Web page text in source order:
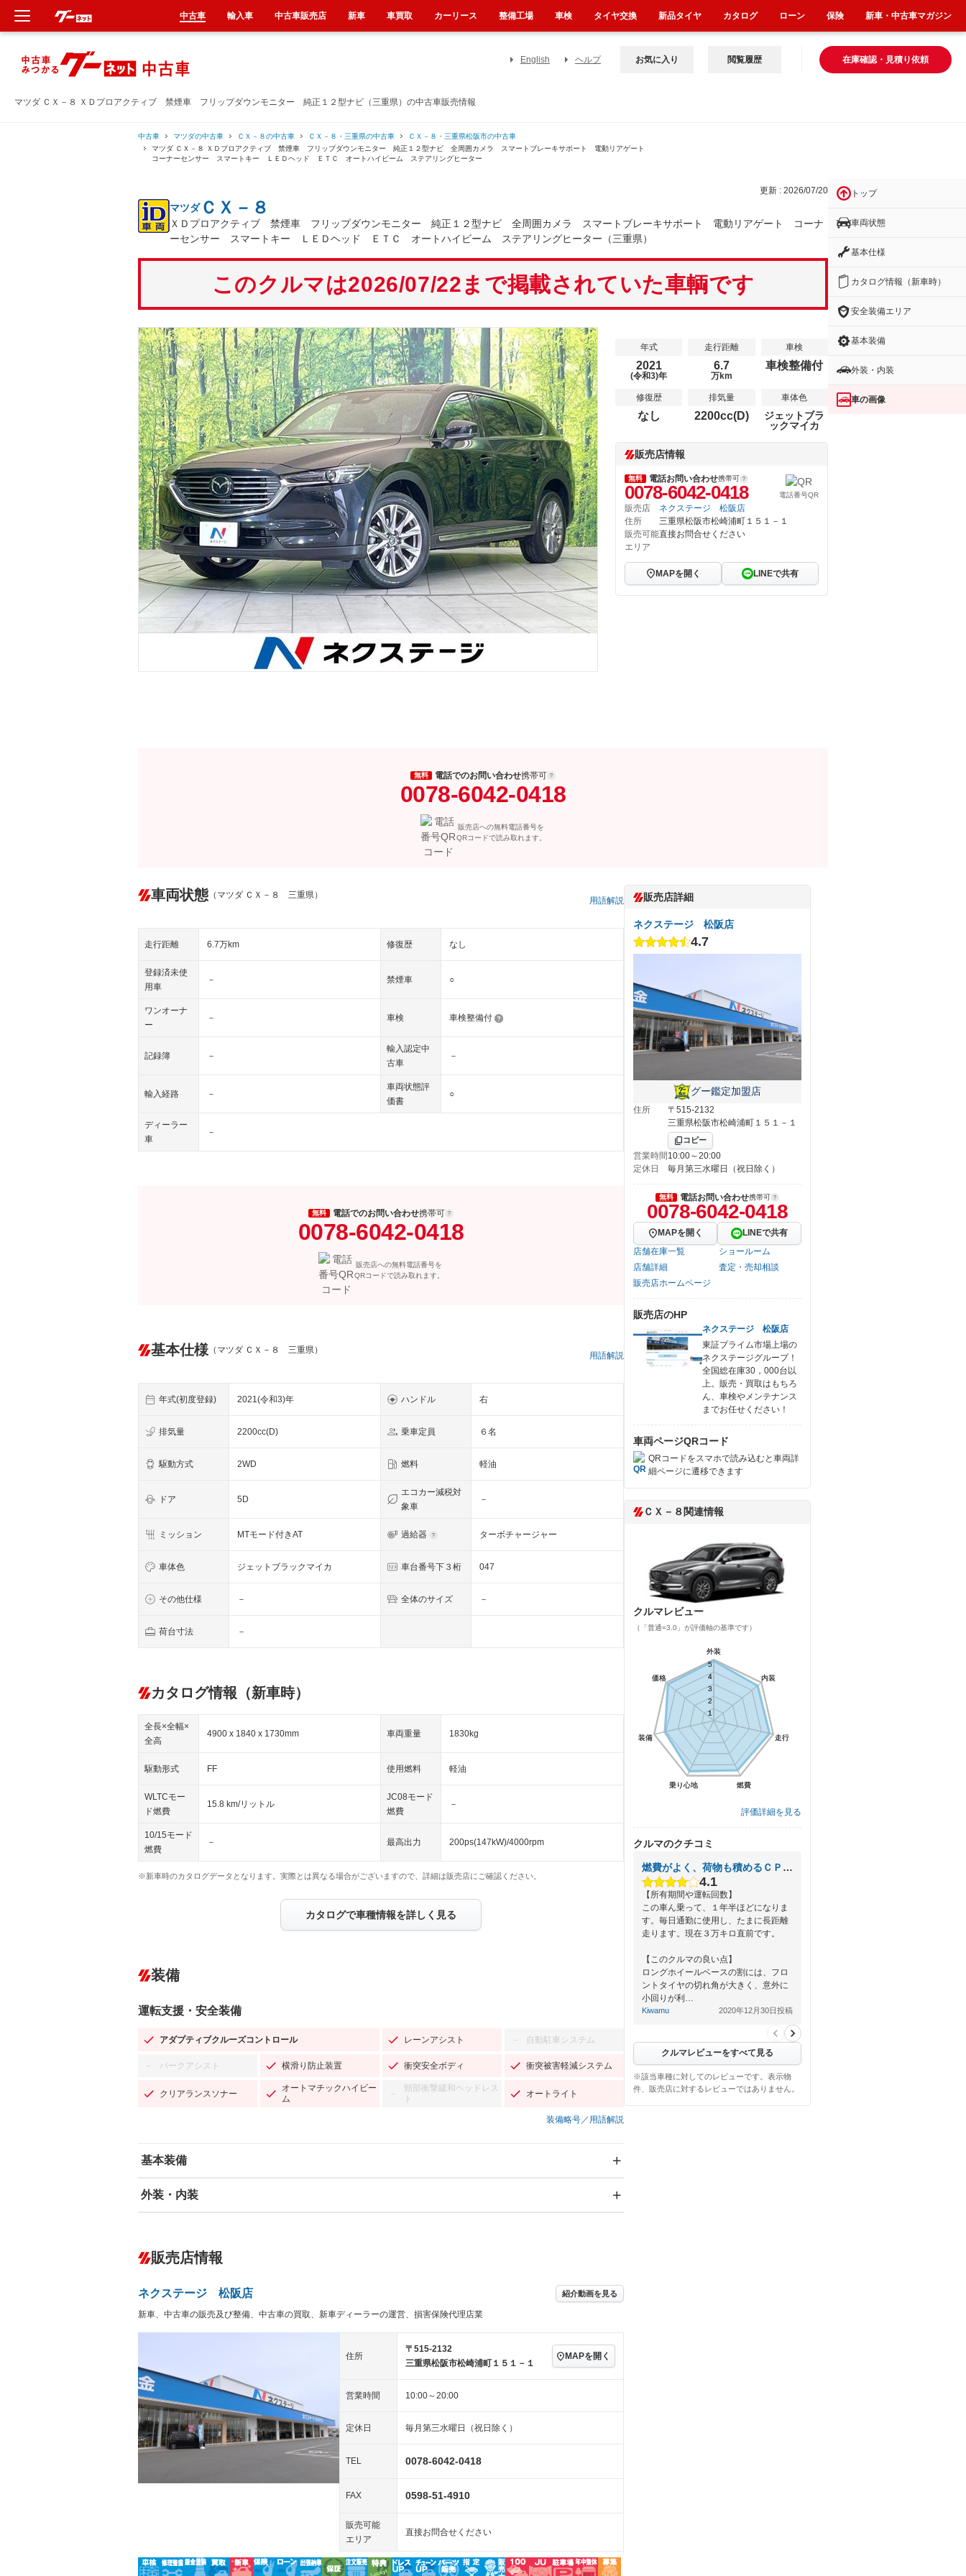
マツダ ＣＸ－８ ＸＤプロアクティブ 禁煙車 フリップダウンモニター 純正１２型ナビ（三重県）の中古車販売情報
English ヘルプ 在庫確認・見積り依頼
お気に入り 閲覧履歴
中古車 マツダの中古車 ＣＸ－８の中古車 ＣＸ－８・三重県の中古車
ＣＸ－８・三重県松阪市の中古車
マツダ ＣＸ－８ ＸＤプロアクティブ 禁煙車 フリップダウンモニター 純正１２型ナビ 全周囲カメラ スマートブレーキサポート 電動リアゲート
コーナーセンサー スマートキー ＬＥＤヘッド ＥＴＣ オートハイビーム ステアリングヒーター
更新 : 2026/07/20
マツダＣＸ－８
ＸＤプロアクティブ 禁煙車 フリップダウンモニター 純正１２型ナビ 全周囲カメラ スマートブレーキサポート 電動リアゲート コーナ
ーセンサー スマートキー ＬＥＤヘッド ＥＴＣ オートハイビーム ステアリングヒーター（三重県）
このクルマは2026/07/22まで掲載されていた車輌です
年式
2021
(令和3)年
走行距離
6.7
万km
車検
車検整備付
修復歴
なし
排気量
2200cc(D)
車体色
ジェットブラ
ックマイカ
販売店情報
無料 電話お問い合わせ携帯可
0078-6042-0418 電話番号QR
販売店
ネクステージ 松阪店
住所
三重県松阪市松崎浦町１５１－１
販売可能
エリア
直接お問合せください
MAPを開く LINEで共有
無料 電話でのお問い合わせ携帯可
0078-6042-0418
販売店への無料電話番号を
QRコードで読み取れます。
車両状態 （マツダ ＣＸ－８ 三重県）
用語解説
走行距離 6.7万km 修復歴 なし
登録済未使
用車
－ 禁煙車 ○
ワンオーナ
ー
－ 車検 車検整備付
記録簿 －
輸入認定中
古車
－
輸入経路 －
車両状態評
価書
○
ディーラー
車
－
無料 電話でのお問い合わせ携帯可
0078-6042-0418
販売店への無料電話番号を
QRコードで読み取れます。
基本仕様 （マツダ ＣＸ－８ 三重県）
用語解説
年式(初度登録) 2021(令和3)年 ハンドル 右
排気量 2200cc(D) 乗車定員 ６名
駆動方式 2WD 燃料 軽油
ドア 5D
エコカー減税対
象車
－
ミッション MTモード付きAT 過給器 ターボチャージャー
車体色 ジェットブラックマイカ 車台番号下３桁 047
その他仕様 － 全体のサイズ －
荷台寸法 －
カタログ情報（新車時）
全長×全幅×
全高
4900 x 1840 x 1730mm 車両重量 1830kg
駆動形式 FF 使用燃料 軽油
WLTCモー
ド燃費
15.8 km/リットル
JC08モード
燃費
－
10/15モード
燃費
－ 最高出力 200ps(147kW)/4000rpm
※新車時のカタログデータとなります。実際とは異なる場合がございますので、詳細は販売店にご確認ください。
カタログで車種情報を詳しく見る
装備
運転支援・安全装備
アダプティブクルーズコントロール レーンアシスト － 自動駐車システム
－ パークアシスト 横滑り防止装置 衝突安全ボディ 衝突被害軽減システム
クリアランスソナー
オートマチックハイビー
ム
－
頸部衝撃緩和ヘッドレス
ト
オートライト
装備略号／用語解説
基本装備
エアバッグ：運転席/助手席/サイド
－ ダウンヒルアシストコントロール
Bluetooth接続 センターデフロック
装備略号／用語解説
外装・内装
オーディオ：CDまたはCDチェンジャー
－
ヘッドライトウォッシャ
ー
キーレス
LEDヘッドランプ － HID(キセノンライト) － ポータブルナビ
スマートキー ローダウン
－ 3列シート ベンチシート
－ フルフラットシート － チップアップシート オットマン
シートヒーター － ウォークスルー 後席モニター
フロントカメラ シートエアコン
販売店情報
ネクステージ 松阪店 紹介動画を見る
新車、中古車の販売及び整備、中古車の買取、新車ディーラーの運営、損害保険代理店業
住所
〒515-2132
三重県松阪市松崎浦町１５１－１
MAPを開く
営業時間 10:00～20:00
定休日 毎月第三水曜日（祝日除く）
TEL 0078-6042-0418
FAX 0598-51-4910
販売可能
エリア
直接お問合せください
販売店詳細
ネクステージ 松阪店
4.7
グー鑑定加盟店
住所
〒515-2132
三重県松阪市松崎浦町１５１－１
コピー
営業時間10:00～20:00
定休日
毎月第三水曜日（祝日除く）
無料 電話お問い合わせ携帯可
0078-6042-0418
MAPを開く
LINEで共有
店舗在庫一覧
ショールーム
店舗詳細
査定・売却相談
販売店ホームページ
販売店のHP
ネクステージ 松阪店
東証プライム市場上場の
ネクステージグループ！
全国総在庫30，000台以
上。販売・買取はもちろ
ん、車検やメンテナンス
までお任せください！
車両ページQRコード
QRコードをスマホで読み込むと車両詳
細ページに遷移できます
ＣＸ－８関連情報
クルマレビュー
（「普通=3.0」が評価軸の基準です）
外装
内装
走行
燃費
乗り心地
装備
価格
1
2
3
4
5
外装
内装
走行
燃費
乗り心地
装備
価格
1
2
3
4
5
評価詳細を見る
クルマのクチコミ
燃費がよく、荷物も積めるＣＰの高い実用車
4.1
【所有期間や運転回数】
この車ん乗って、１年半ほどになりま
す。毎日通勤に使用し、たまに長距離
走ります。現在３万キロ直前です。
【このクルマの良い点】
ロングホイールベースの割には、フロ
ントタイヤの切れ角が大きく、意外に
小回りが利…
Kiwamu 2020年12月30日投稿
クルマレビューをすべて見る
※該当車種に対してのレビューです。表示物
件、販売店に対するレビューではありません。
トップ
車両状態
基本仕様
カタログ情報（新車時）
安全装備エリア
基本装備
外装・内装
車の画像
中古車 輸入車 中古車販売店 新車 車買取 カーリース 整備工場 車検 タイヤ交換 新品タイヤ カタログ ローン 保険 新車・中古車マガジン
新車
中古車